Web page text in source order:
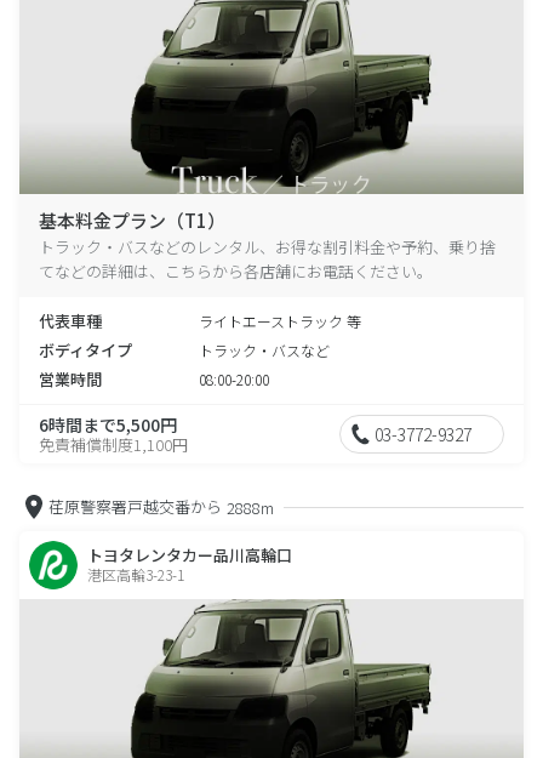
基本料金プラン（T1）
トラック・バスなどのレンタル、お得な割引料金や予約、乗り捨
てなどの詳細は、こちらから各店舗にお電話ください。
代表車種 ライトエーストラック 等
ボディタイプ トラック・バスなど
営業時間 08:00-20:00
6時間まで5,500円
免責補償制度1,100円 03-3772-9327
荏原警察署戸越交番から 2888m
トヨタレンタカー品川高輪口
港区高輪3-23-1